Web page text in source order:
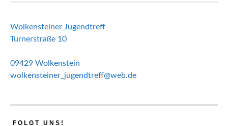
Wolkensteiner Jugendtreff
Turnerstraße 10
09429 Wolkenstein
wolkensteiner_jugendtreff@web.de
FOLGT UNS!